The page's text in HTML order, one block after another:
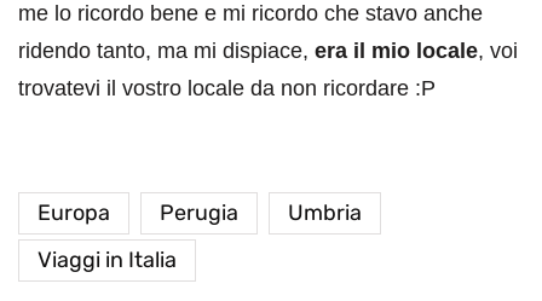
me lo ricordo bene e mi ricordo che stavo anche
ridendo tanto, ma mi dispiace, era il mio locale, voi
trovatevi il vostro locale da non ricordare :P
Europa Perugia
Umbria
Viaggi in Italia